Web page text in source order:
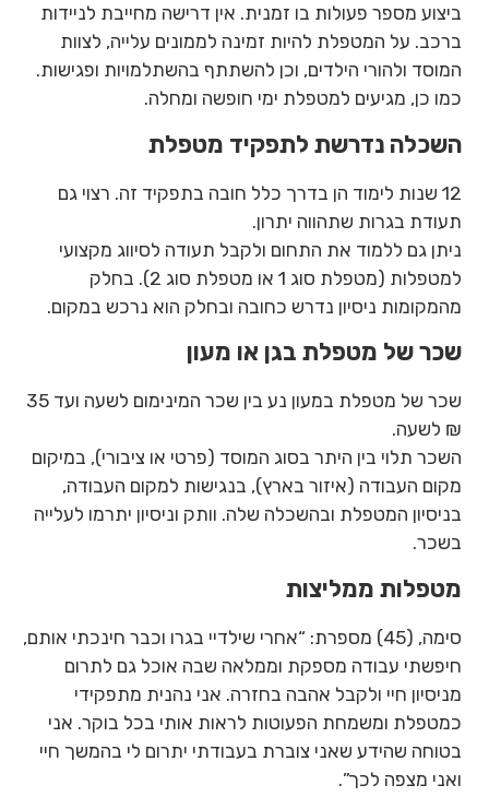
ביצוע מספר פעולות בו זמנית. אין דרישה מחייבת לניידות
ברכב. על המטפלת להיות זמינה לממונים עלייה, לצוות
המוסד ולהורי הילדים, וכן להשתתף בהשתלמויות ופגישות.
כמו כן, מגיעים למטפלת ימי חופשה ומחלה.
השכלה נדרשת לתפקיד מטפלת
12 שנות לימוד הן בדרך כלל חובה בתפקיד זה. רצוי גם
תעודת בגרות שתהווה יתרון.
ניתן גם ללמוד את התחום ולקבל תעודה לסיווג מקצועי
למטפלות (מטפלת סוג 1 או מטפלת סוג 2). בחלק
מהמקומות ניסיון נדרש כחובה ובחלק הוא נרכש במקום.
שכר של מטפלת בגן או מעון
שכר של מטפלת במעון נע בין שכר המינימום לשעה ועד 35
₪ לשעה.
השכר תלוי בין היתר בסוג המוסד (פרטי או ציבורי), במיקום
מקום העבודה (איזור בארץ), בנגישות למקום העבודה,
בניסיון המטפלת ובהשכלה שלה. וותק וניסיון יתרמו לעלייה
בשכר.
מטפלות ממליצות
סימה, (45) מספרת: “אחרי שילדיי בגרו וכבר חינכתי אותם,
חיפשתי עבודה מספקת וממלאה שבה אוכל גם לתרום
מניסיון חיי ולקבל אהבה בחזרה. אני נהנית מתפקידי
כמטפלת ומשמחת הפעוטות לראות אותי בכל בוקר. אני
בטוחה שהידע שאני צוברת בעבודתי יתרום לי בהמשך חיי
ואני מצפה לכך”.